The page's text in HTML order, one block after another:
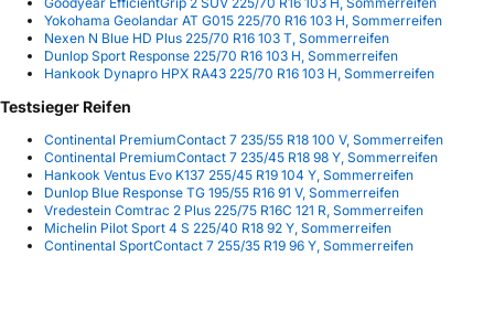
Yokohama Geolandar AT G015 225/70 R16 103 H, Sommerreifen
Nexen N Blue HD Plus 225/70 R16 103 T, Sommerreifen
Dunlop Sport Response 225/70 R16 103 H, Sommerreifen
Hankook Dynapro HPX RA43 225/70 R16 103 H, Sommerreifen
Testsieger Reifen
Continental PremiumContact 7 235/55 R18 100 V, Sommerreifen
Continental PremiumContact 7 235/45 R18 98 Y, Sommerreifen
Hankook Ventus Evo K137 255/45 R19 104 Y, Sommerreifen
Dunlop Blue Response TG 195/55 R16 91 V, Sommerreifen
Vredestein Comtrac 2 Plus 225/75 R16C 121 R, Sommerreifen
Michelin Pilot Sport 4 S 225/40 R18 92 Y, Sommerreifen
Continental SportContact 7 255/35 R19 96 Y, Sommerreifen